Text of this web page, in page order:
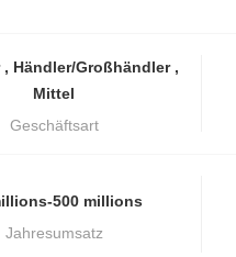
Mittel
Geschäftsart
500 millions
Jahresumsatz